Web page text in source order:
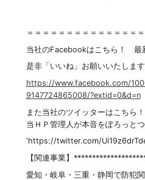
＝＝＝＝＝＝＝＝＝＝＝＝＝＝
当社のFacebookはこちら！ 最
是非「いいね」お願いいたしま
https://www.facebook.com/
9147724865008/?extid=0&d=n
また当社のツイッターはこちら！
当ＨＰ管理人が本音をぽろっと
‘https://twitter.com/
【関連事業】
愛知・岐阜・三重・静岡で防犯